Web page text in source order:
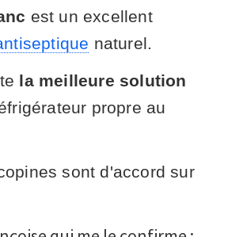
est un excellent
naturel.
la meilleure solution
propre au
sont d'accord sur